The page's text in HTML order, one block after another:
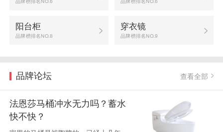
品牌榜排名NO.6 品牌榜排名NO.6
阳台柜
品牌榜排名NO.8
穿衣镜
品牌榜排名NO.9
品牌论坛 查看全部
法恩莎马桶冲水无力吗？蓄水
快不快？